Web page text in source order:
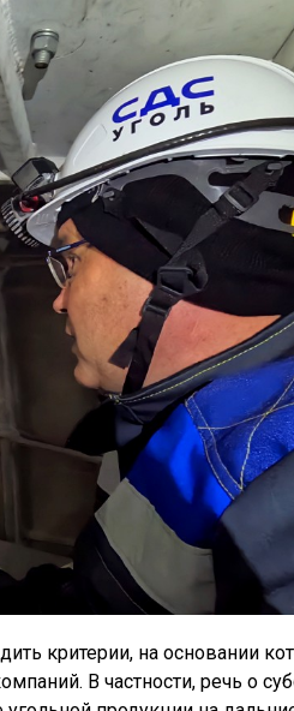
критерии, на основании
В частности, речь о